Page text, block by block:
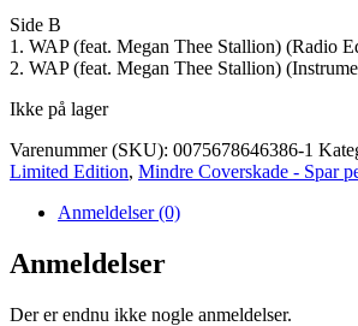
Side B
1. WAP (feat. Megan Thee Stallion) (Radio
2. WAP (feat. Megan Thee Stallion)
Ikke på lager
Varenummer (SKU): 0075678646386-1
Limited Edition, Mindre Coverskade - Spar
Anmeldelser (0)
Anmeldelser
Der er endnu ikke nogle anmeldelser.